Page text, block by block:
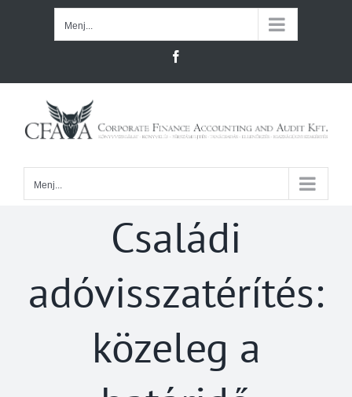
Menj...
Menj...
Családi
adóvisszatérítés:
közeleg a